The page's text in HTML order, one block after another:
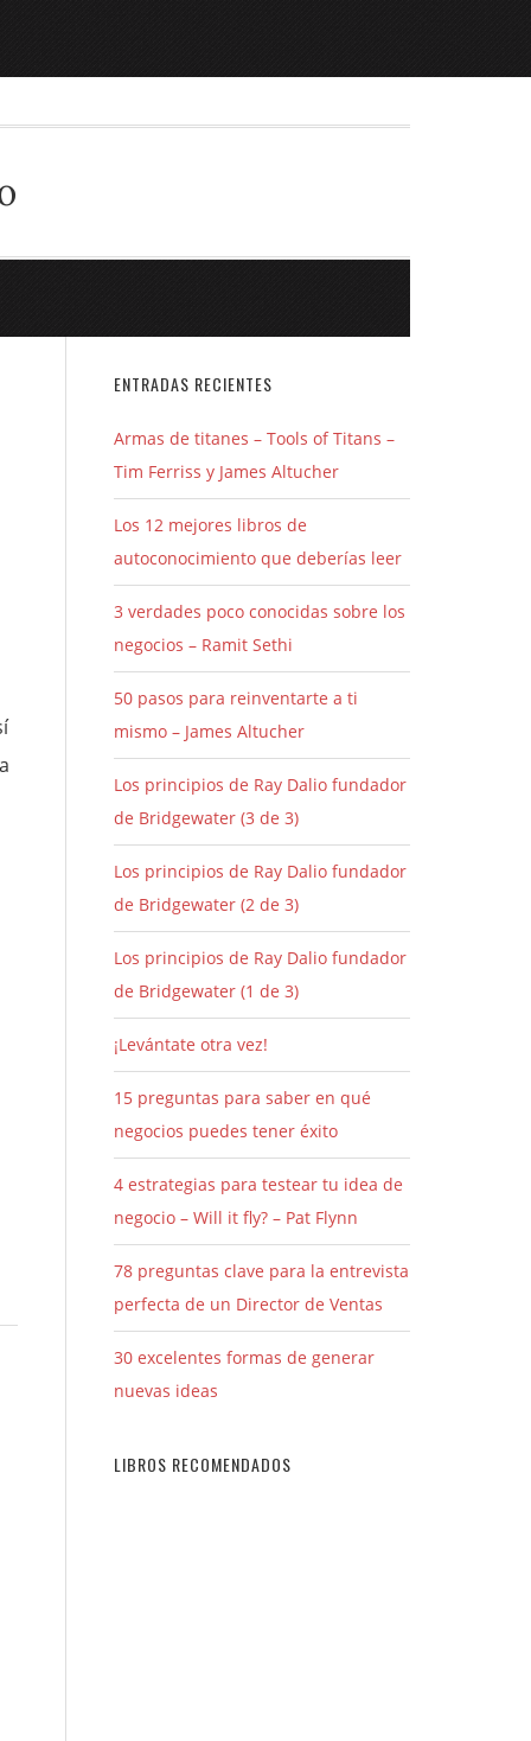
ENTRADAS RECIENTES
Armas de titanes – Tools of Titans –
Tim Ferriss y James Altucher
Los 12 mejores libros de
autoconocimiento que deberías leer
3 verdades poco conocidas sobre los
negocios – Ramit Sethi
50 pasos para reinventarte a ti
mismo – James Altucher
Los principios de Ray Dalio fundador
de Bridgewater (3 de 3)
Los principios de Ray Dalio fundador
de Bridgewater (2 de 3)
Los principios de Ray Dalio fundador
de Bridgewater (1 de 3)
¡Levántate otra vez!
15 preguntas para saber en qué
negocios puedes tener éxito
4 estrategias para testear tu idea de
negocio – Will it fly? – Pat Flynn
78 preguntas clave para la entrevista
perfecta de un Director de Ventas
30 excelentes formas de generar
nuevas ideas
LIBROS RECOMENDADOS